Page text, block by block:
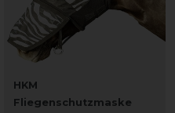
HKM
Fliegenschutzmaske